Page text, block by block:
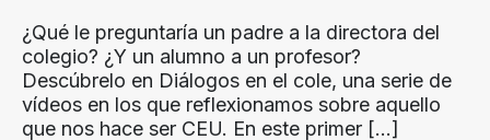
¿Qué le preguntaría un padre a la directora del
colegio? ¿Y un alumno a un profesor?
Descúbrelo en Diálogos en el cole, una serie de
vídeos en los que reflexionamos sobre aquello
que nos hace ser CEU. En este primer […]